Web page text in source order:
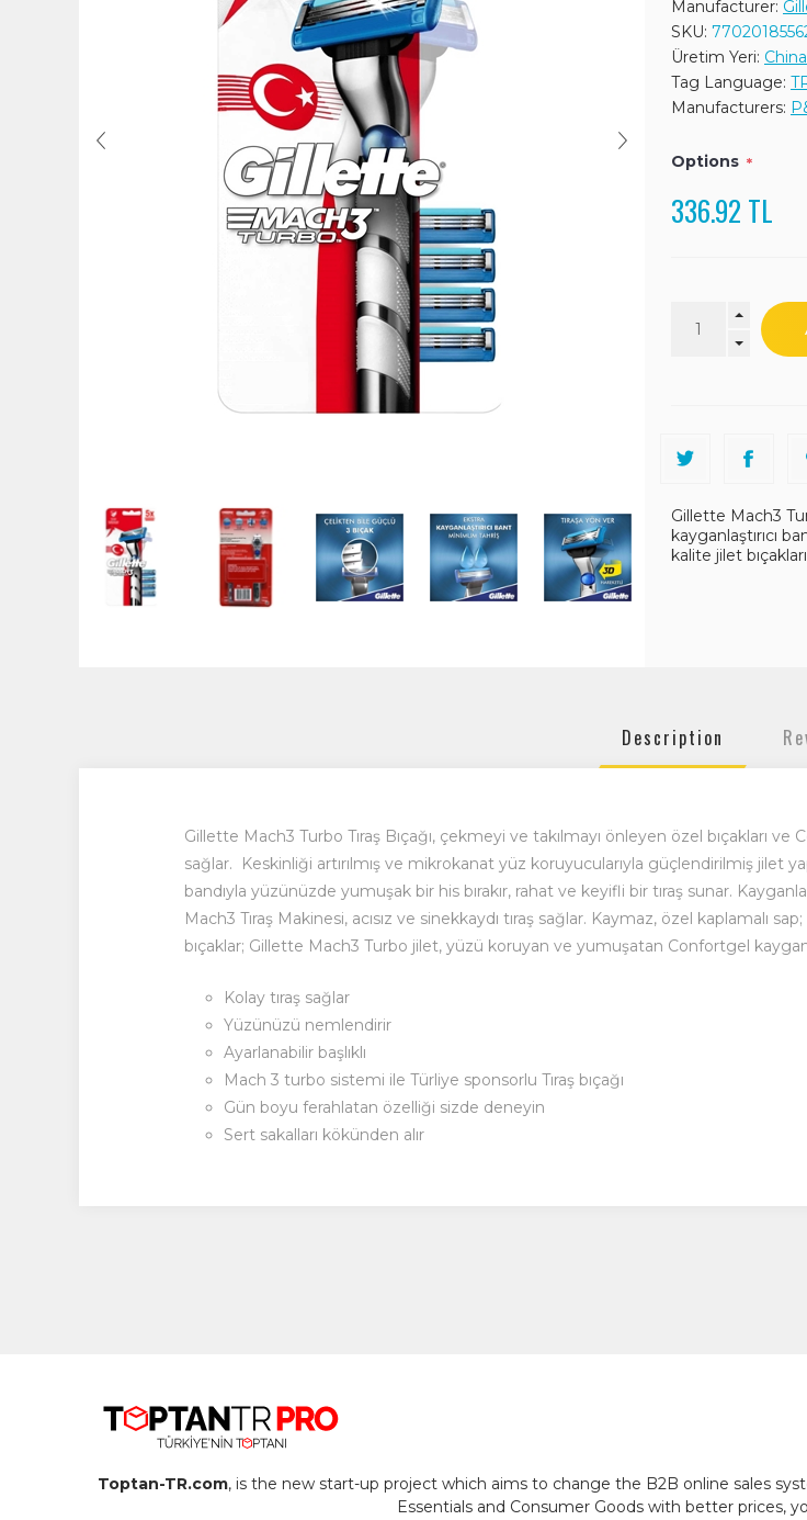
Manufacturer:
SKU:
Üretim Yeri: China
Tag Language:
Manufacturers:
Options *
336.92 TL
Gillette Mach3
kayganlaştırıcı
kalite jilet
Description
Gillette Mach3 Turbo Tıraş Bıçağı, çekmeyi ve takılmayı önleyen özel bıçakları ve
sağlar. Keskinliği artırılmış ve mikrokanat yüz koruyucularıyla güçlendirilmiş jilet
bandıyla yüzünüzde yumuşak bir his bırakır, rahat ve keyifli bir tıraş sunar.
Mach3 Tıraş Makinesi, acısız ve sinekkaydı tıraş sağlar. Kaymaz, özel kaplamalı
bıçaklar; Gillette Mach3 Turbo jilet, yüzü koruyan ve yumuşatan Confortgel
Kolay tıraş sağlar
Yüzünüzü nemlendirir
Ayarlanabilir başlıklı
Mach 3 turbo sistemi ile Türliye sponsorlu Tıraş bıçağı
Gün boyu ferahlatan özelliği sizde deneyin
Sert sakalları kökünden alır
Toptan-TR.com, is the new start-up project which aims to change the B2B online sales
Essentials and Consumer Goods with better prices,